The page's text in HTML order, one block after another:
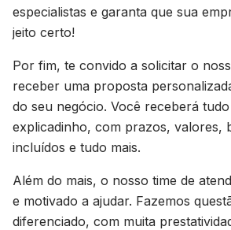
especialistas e garanta que sua
jeito certo!
Por fim, te convido a solicitar o
receber uma proposta
do seu negócio. Você receberá
explicadinho, com prazos, valores,
incluídos e tudo mais.
Além do mais, o nosso time de
e motivado a ajudar. Fazemos
diferenciado, com muita